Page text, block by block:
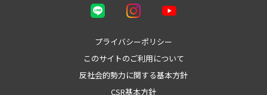
三重トヨタ自動車株式会社
プライバシーポリシー
このサイトのご利用について
反社会的勢力に関する基本方針
CSR基本方針